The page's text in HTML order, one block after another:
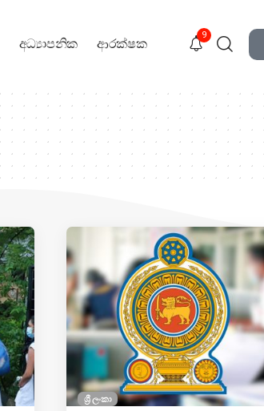
අධ්‍යාපනික ආරක්ෂක
9
ශ්‍රී ලංකා